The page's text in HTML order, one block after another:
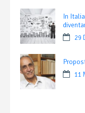
In
29
11